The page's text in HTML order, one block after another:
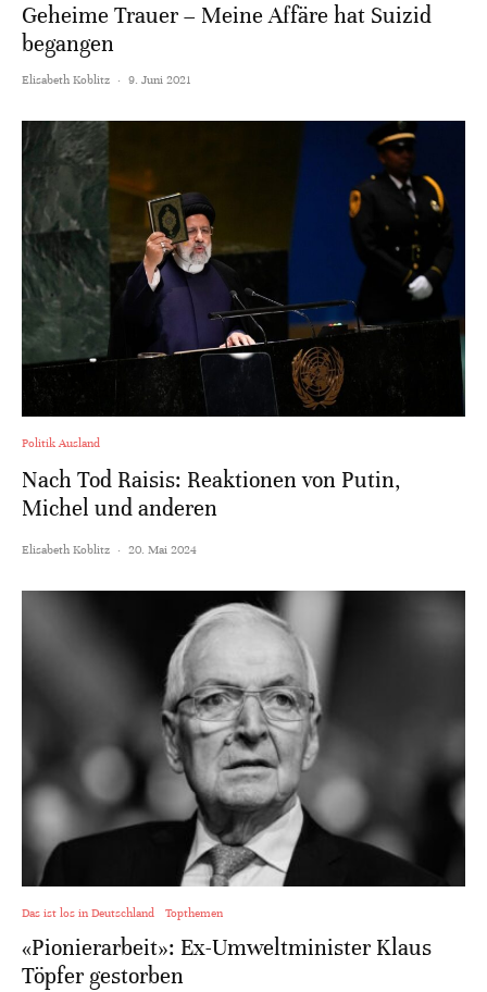
Geheime Trauer – Meine Affäre hat Suizid
begangen
Elisabeth Koblitz · 9. Juni 2021
Politik Ausland
Nach Tod Raisis: Reaktionen von Putin,
Michel und anderen
Elisabeth Koblitz · 20. Mai 2024
Das ist los in Deutschland Topthemen
«Pionierarbeit»: Ex-Umweltminister Klaus
Töpfer gestorben